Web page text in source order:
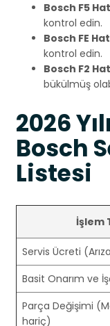
Bosch F5
kontrol edin.
Bosch FE
kontrol edin.
Bosch F2
bükülmüş
2026
Bosch
Listesi
İşlem
Servis Ücreti
Basit Onarım ve
Parça Değişimi
hariç)